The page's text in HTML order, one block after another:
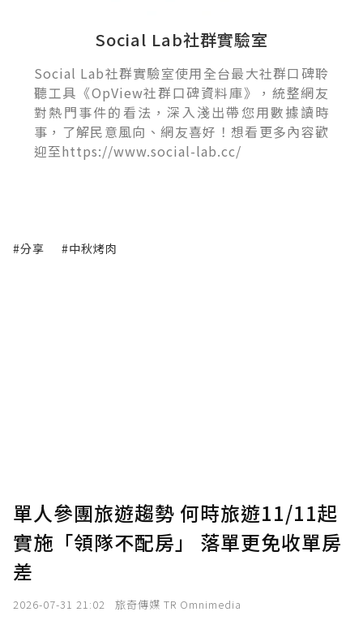
Social Lab社群實驗室
Social Lab社群實驗室使用全台最大社群口碑聆
聽工具《OpView社群口碑資料庫》，統整網友
對熱門事件的看法，深入淺出帶您用數據讀時
事，了解民意風向、網友喜好！想看更多內容歡
迎至https://www.social-lab.cc/
#分享 #中秋烤肉
單人參團旅遊趨勢 何時旅遊11/11起
實施「領隊不配房」 落單更免收單房
差
2026-07-31 21:02 旅奇傳媒 TR Omnimedia